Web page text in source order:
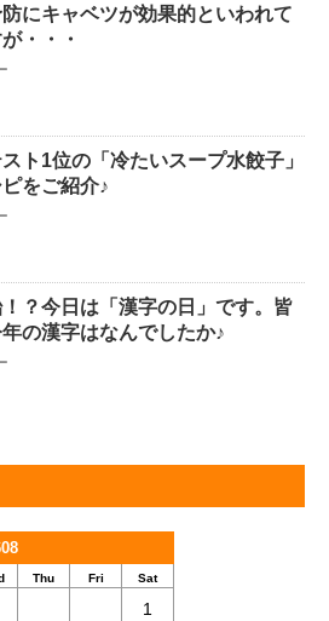
にキャベツが効果的といわれて
・・・
ト1位の「冷たいスープ水餃子」
をご紹介♪
？今日は「漢字の日」です。皆
の漢字はなんでしたか♪
Thu Fri Sat
1